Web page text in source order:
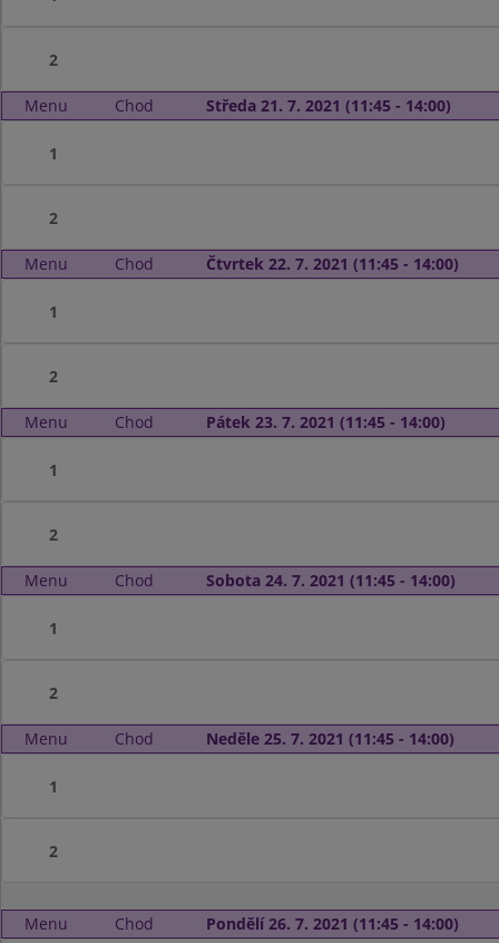
2
Menu Chod Středa 21. 7. 2021 (11:45 - 14:00)
1
2
Menu Chod Čtvrtek 22. 7. 2021 (11:45 - 14:00)
1
2
Menu Chod Pátek 23. 7. 2021 (11:45 - 14:00)
1
2
Menu Chod Sobota 24. 7. 2021 (11:45 - 14:00)
1
2
Menu Chod Neděle 25. 7. 2021 (11:45 - 14:00)
1
2
Menu Chod Pondělí 26. 7. 2021 (11:45 - 14:00)